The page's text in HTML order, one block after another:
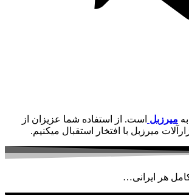
میرزبل است. از استفاده شما عزیزان از
میرزبل با افتخار استقبال میکنیم.
هر ایرانی…